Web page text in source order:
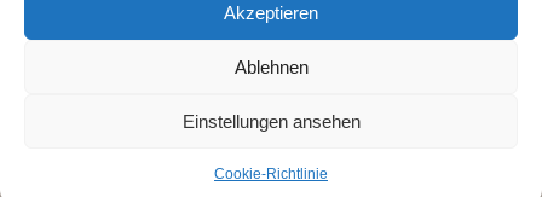
Akzeptieren
Ablehnen
Einstellungen ansehen
Cookie-Richtlinie